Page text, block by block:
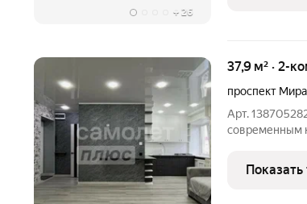
+ 26
37,9 м² · 2-
проспект Мира
Арт.
современным
вложений,
выполнен